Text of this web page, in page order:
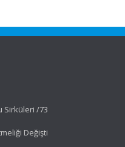
Sirküleri /73
Değişti